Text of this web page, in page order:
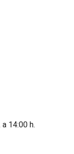
14:00 h.